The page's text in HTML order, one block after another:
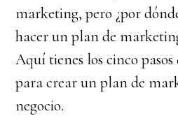
marketing, pero ¿por
hacer un plan de
Aquí tienes los cinco pasos
para crear un plan de
negocio.